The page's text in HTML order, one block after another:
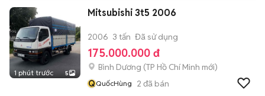
1 phút trước 5
Mitsubishi 3t5 2006
2006 3 tấn Đã sử dụng
175.000.000 đ
Bình Dương (TP Hồ Chí Minh mới)
QQuốcHùng 2 đã bán